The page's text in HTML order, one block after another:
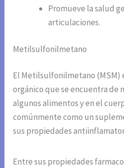
Promueve la salud
articulaciones.
Metilsulfonilmetano
El Metilsulfonilmetano (MSM)
orgánico que se encuentra de
algunos alimentos y en el
comúnmente como un
sus propiedades
Entre sus propiedades